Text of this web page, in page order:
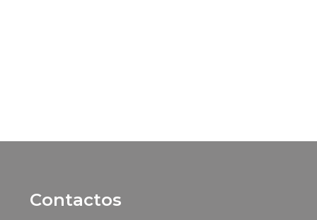
Contactos